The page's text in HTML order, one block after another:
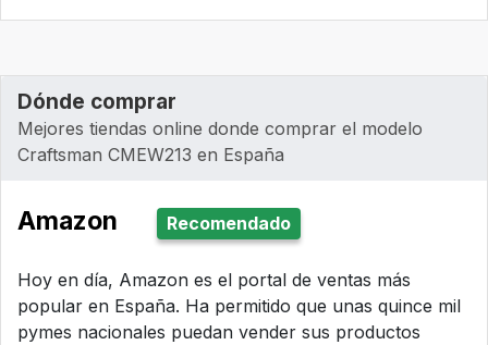
Dónde comprar
Mejores tiendas online donde comprar el modelo
Craftsman CMEW213 en España
Amazon Recomendado
Hoy en día, Amazon es el portal de ventas más
popular en España. Ha permitido que unas quince mil
pymes nacionales puedan vender sus productos